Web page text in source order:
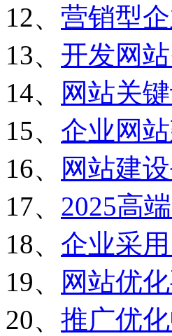
12、 营销型
13、 开发网
14、
网站关
15、 企业网
16、
网站建
17、 2025高
18、 企业采
19、
网站优
20、 推广优